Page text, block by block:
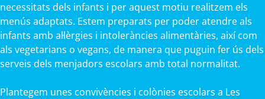
necessitats dels infants i per aquest motiu realitzem els
menús adaptats. Estem preparats per poder atendre als
infants amb al·lèrgies i intoleràncies alimentàries, així com
als vegetarians o vegans, de manera que puguin fer ús dels
serveis dels menjadors escolars amb total normalitat.
Plantegem unes convivències i colònies escolars a Les